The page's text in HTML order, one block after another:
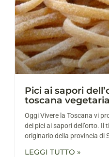
Pici ai sapori
toscana
Oggi Vivere la Toscana vi
dei pici ai sapori dell’orto. Il
originario della provincia di
LEGGI TUTTO »